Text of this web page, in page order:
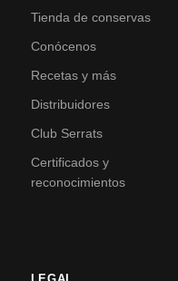
Tienda de conservas
Conócenos
Recetas y más
Distribuidores
Club Serrats
Certificados y
reconocimientos